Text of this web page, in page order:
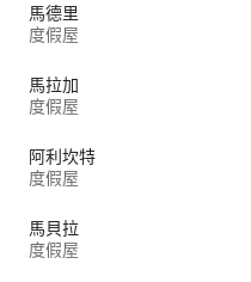
馬德里
度假屋
馬拉加
度假屋
阿利坎特
度假屋
馬貝拉
度假屋